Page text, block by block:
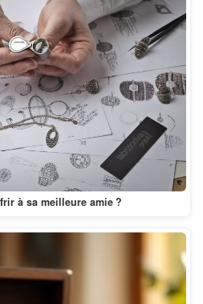
à sa meilleure amie ?